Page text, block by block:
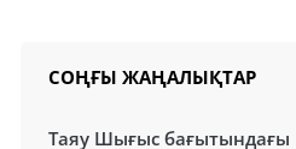
СОҢҒЫ ЖАҢАЛЫҚТАР
Таяу Шығыс бағытындағы